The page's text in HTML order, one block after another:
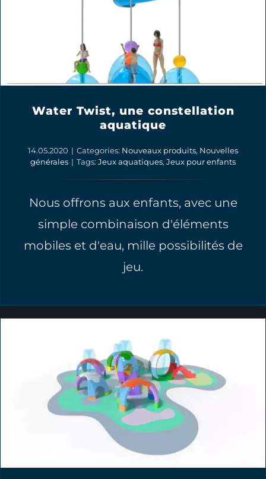
Water Twist, une constellation
aquatique
14.05.2020 | Categories: Nouveaux produits, Nouvelles
générales | Tags: Jeux aquatiques, Jeux pour enfants
Nous offrons aux enfants, avec une
simple combinaison d'éléments
mobiles et d'eau, mille possibilités de
jeu.